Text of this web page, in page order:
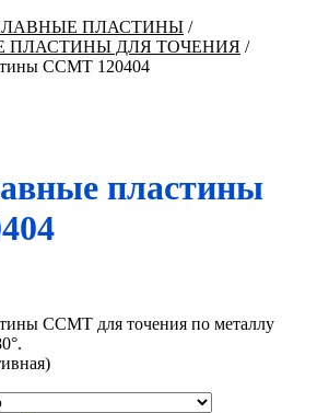
ПЛАСТИНЫ /
ПЛАСТИНЫ ДЛЯ ТОЧЕНИЯ /
CCMT 120404
пластины
CCMT для точения по металлу